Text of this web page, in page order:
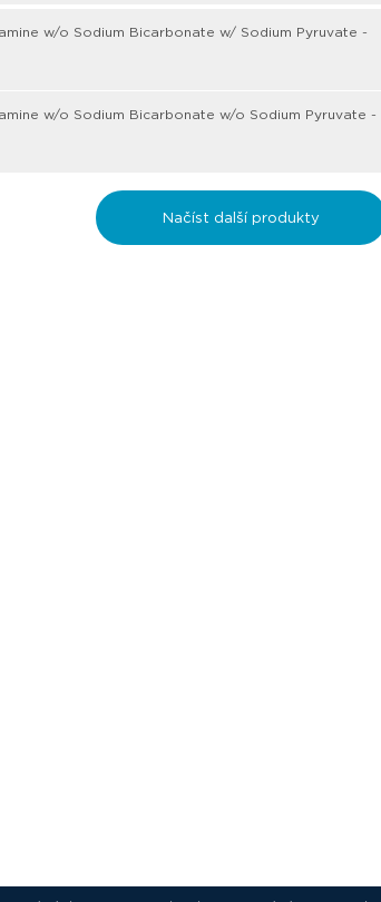
w/o Sodium Bicarbonate w/ Sodium Pyruvate -
w/o Sodium Bicarbonate w/o Sodium Pyruvate -
Načíst další produkty